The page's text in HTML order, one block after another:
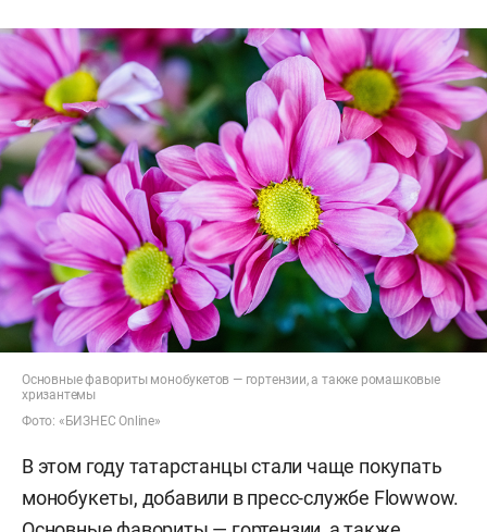
Основные фавориты монобукетов — гортензии, а также ромашковые
хризантемы
Фото: «БИЗНЕС Online»
В этом году татарстанцы стали чаще покупать
монобукеты, добавили в пресс-службе Flowwow.